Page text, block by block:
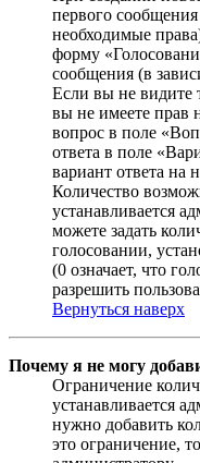
первого
необходимые
форму
сообщения (в
Если вы не видите
вы не имеете прав
вопрос в поле
ответа в поле
вариант ответа на
Количество
устанавливается
можете задать
голосовании,
(0 означает, что
разрешить
Вернуться наверх
Почему я не могу
Ограничение
устанавливается
нужно добавить
это ограничение,